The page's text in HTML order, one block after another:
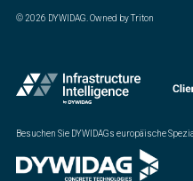
©2026 DYWIDAG. Owned by Triton
Besuchen Sie DYWIDAGs europäische